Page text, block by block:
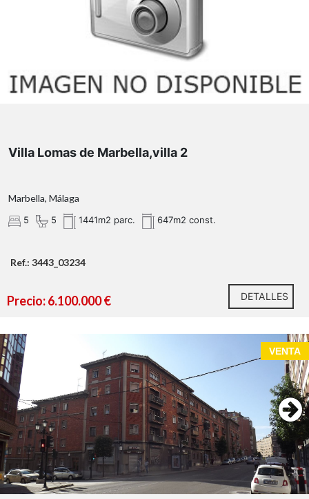
Situada inmediatamente al norte de la celebrada
Villa Lomas de Marbella,villa 2
Marbella, Málaga
5 5 1441m2 parc. 647m2 const.
Ref.: 3443_03234
Precio: 6.100.000 € DETALLES
VENTA